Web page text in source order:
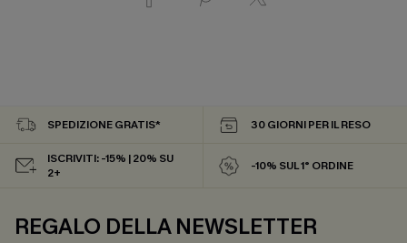
SPEDIZIONE GRATIS* 30 GIORNI PER IL RESO
ISCRIVITI: -15% | 20% SU
2+
-10% SUL 1° ORDINE
REGALO DELLA NEWSLETTER